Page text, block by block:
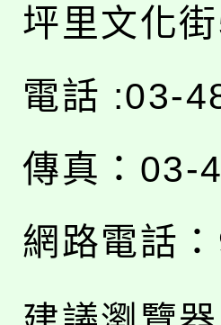
坪里文化
電話 :03-
傳真：03-
網路電話